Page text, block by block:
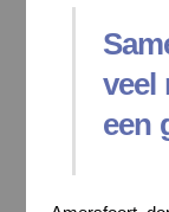
veel
een